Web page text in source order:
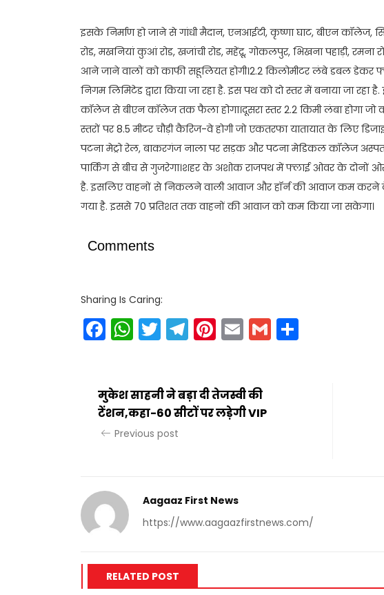
इसके निर्माण हो जाने से गांधी मैदान, एनआईटी, कृष्णा घाट, बीएन कॉलेज,
रोड, मखनियां कुआं रोड, खजांची रोड, महेंद्रू, गोकलपुर, भिखना पहाड़ी, रमना
आने जाने वालों को काफी सहूलियत होगी।2.2 किलोमीटर लंबे डबल डेकर
निगम लिमिटेड द्वारा किया जा रहा है. इस पथ को दो स्तर में बनाया जा रहा
कॉलेज से बीएन कॉलेज तक फैला होगा।दूसरा स्तर 2.2 किमी लंबा होगा
स्तरों पर 8.5 मीटर चौड़ी कैरिज-वे होगी जो एकतरफा यातायात के लिए
पटना मेट्रो रेल, बाकरगंज नाला पर सड़क और पटना मेडिकल कॉलेज
पार्किंग से बीच से गुजरेगा।शहर के अशोक राजपथ में फ्लाई ओवर के दोनों
है. इसलिए वाहनों से निकलने वाली आवाज और हॉर्न की आवाज कम
गया है. इससे 70 प्रतिशत तक वाहनों की आवाज को कम किया जा सकेगा।
Comments
Sharing Is Caring:
Facebook
WhatsApp
Twitter
Telegram
Pinterest
EmailGmail
मुकेश साहनी ने बड़ा दी तेजस्वी की
टेंशन,कहा-60 सीटों पर लड़ेगी VIP
Previous post
Aagaaz First News
https://www.aagaazfirstnews.com/
RELATED POST